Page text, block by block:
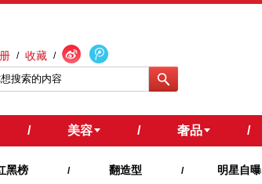
/ 收藏 /
/ 美容 / 奢品 /
黑榜 / 翻造型 / 明星自曝